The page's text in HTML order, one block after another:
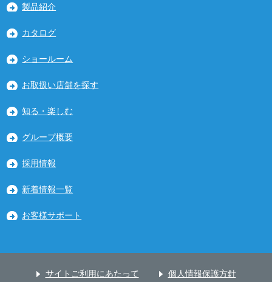
製品紹介
カタログ
ショールーム
お取扱い店舗を探す
知る・楽しむ
グループ概要
採用情報
新着情報一覧
お客様サポート
サイトご利用にあたって 個人情報保護方針